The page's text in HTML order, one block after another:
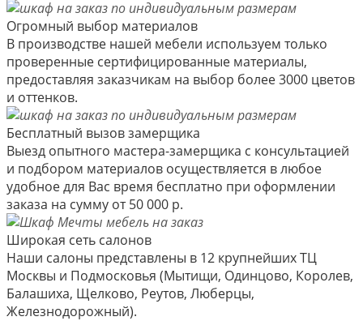
Огромный выбор материалов
В производстве нашей мебели используем только
проверенные сертифицированные материалы,
предоставляя заказчикам на выбор более 3000 цветов
и оттенков.
Бесплатный вызов замерщика
Выезд опытного мастера-замерщика с консультацией
и подбором материалов осуществляется в любое
удобное для Вас время бесплатно при оформлении
заказа на сумму от 50 000 р.
Широкая сеть салонов
Наши салоны представлены в 12 крупнейших ТЦ
Москвы и Подмосковья (Мытищи, Одинцово, Королев,
Балашиха, Щелково, Реутов, Люберцы,
Железнодорожный).